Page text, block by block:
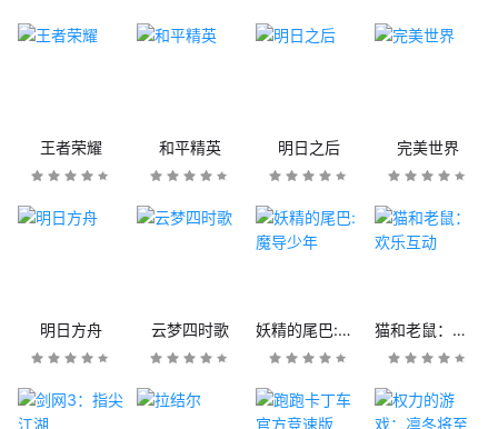
王者荣耀 和平精英 明日之后 完美世界
明日方舟 云梦四时歌 妖精的尾巴:魔导少年 猫和老鼠：欢乐互动